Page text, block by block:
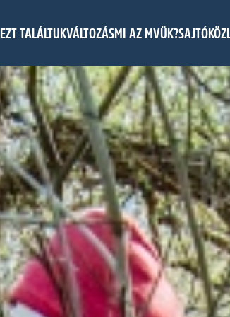
EZT TALÁLTUKVÁLTOZÁSMI AZ MVÜK?